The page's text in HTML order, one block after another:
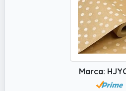
✔️ Tamaño. : Cada rollo
y 15 m de largo.
Marca: